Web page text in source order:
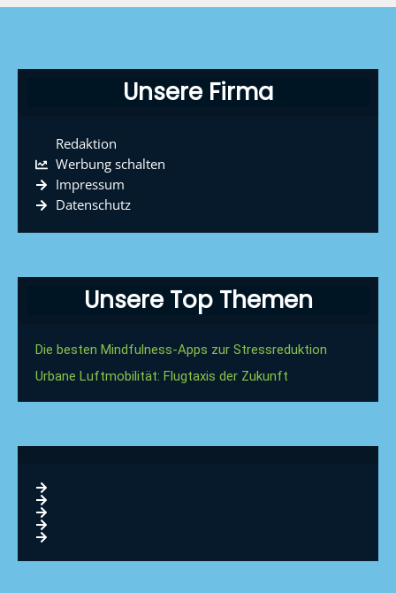
Unsere Firma
Redaktion
Werbung schalten
Impressum
Datenschutz
Unsere Top Themen
Die besten Mindfulness-Apps zur Stressreduktion
Urbane Luftmobilität: Flugtaxis der Zukunft